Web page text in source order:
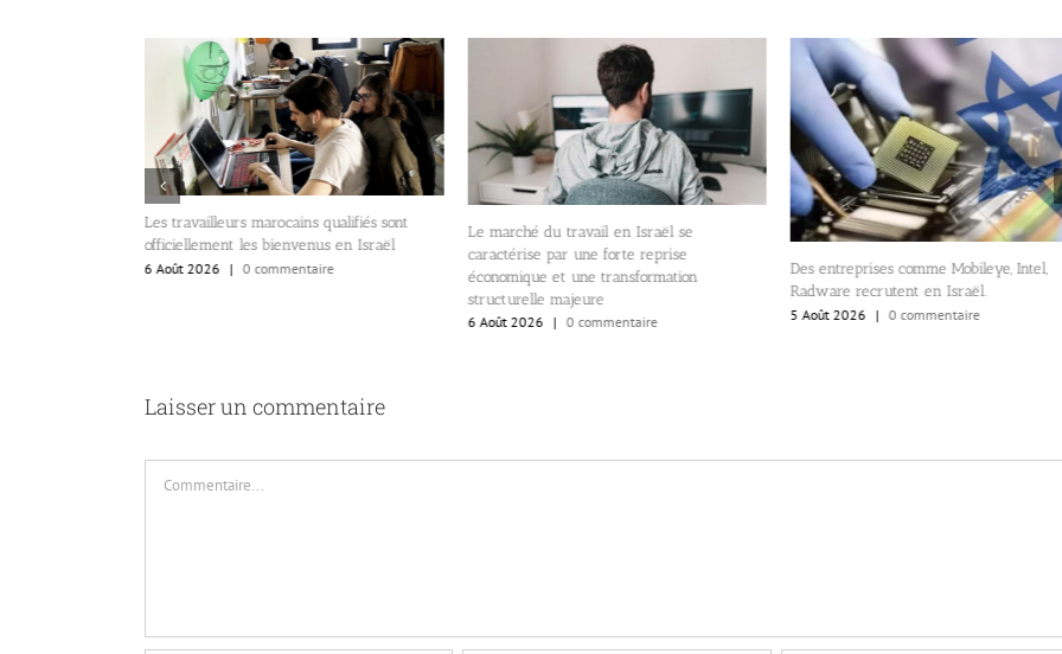
Les travailleurs marocains qualifiés sont
officiellement les bienvenus en Israël
6 Août 2026 | 0 commentaire
Le marché du travail en Israël se
caractérise par une forte reprise
économique et une transformation
structurelle majeure
6 Août 2026 | 0 commentaire
Des entreprises comme Mobileye, Intel,
Radware recrutent en Israël.
5 Août 2026 | 0 commentaire
Laisser un commentaire